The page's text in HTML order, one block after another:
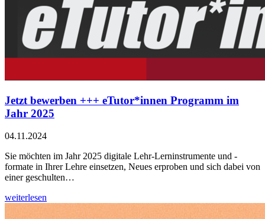
Jetzt bewerben +++ eTutor*innen Programm im
Jahr 2025
04.11.2024
Sie möchten im Jahr 2025 digitale Lehr-Lerninstrumente und -
formate in Ihrer Lehre einsetzen, Neues erproben und sich dabei von
einer geschulten…
weiterlesen